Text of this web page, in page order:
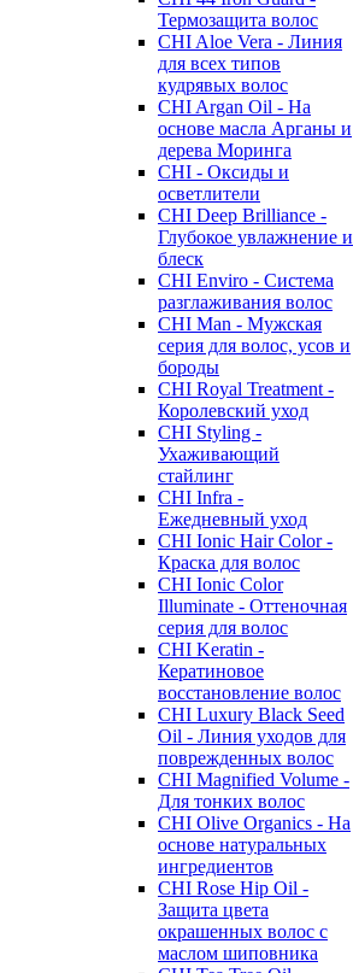
Термозащита волос
CHI Aloe Vera - Линия
для всех типов
кудрявых волос
CHI Argan Oil - На
основе масла Арганы и
дерева Моринга
CHI - Оксиды и
осветлители
CHI Deep Brilliance -
Глубокое увлажнение и
блеск
CHI Enviro - Система
разглаживания волос
CHI Man - Мужская
серия для волос, усов и
бороды
CHI Royal Treatment -
Королевский уход
CHI Styling -
Ухаживающий
стайлинг
CHI Infra -
Ежедневный уход
CHI Ionic Hair Color -
Краска для волос
CHI Ionic Color
Illuminate - Оттеночная
серия для волос
CHI Keratin -
Кератиновое
восстановление волос
CHI Luxury Black Seed
Oil - Линия уходов для
поврежденных волос
CHI Magnified Volume -
Для тонких волос
CHI Olive Organics - На
основе натуральных
ингредиентов
CHI Rose Hip Oil -
Защита цвета
окрашенных волос с
маслом шиповника